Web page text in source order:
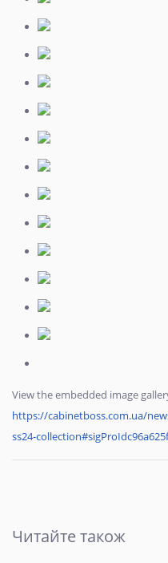
View the embedded image
https://cabinetboss.com.ua/
ss24-
Читайте також